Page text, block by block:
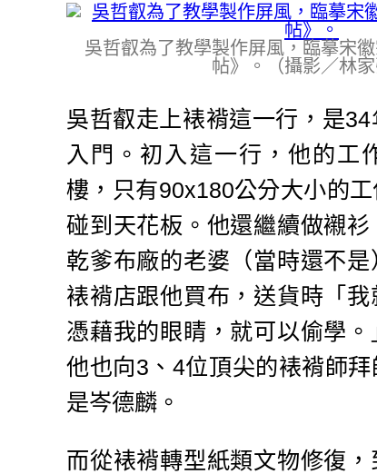
吳哲叡為了教學製作屏風，臨摹宋
帖》。（攝影／林家
吳哲叡走上裱褙這一行，是
入門。初入這一行，他的工
樓，只有90x180公分大小的
碰到天花板。他還繼續做襯
乾爹布廠的老婆（當時還不是
裱褙店跟他買布，送貨時「我
憑藉我的眼睛，就可以偷學。
他也向3、4位頂尖的裱褙師
是岑德麟。
而從裱褙轉型紙類文物修復